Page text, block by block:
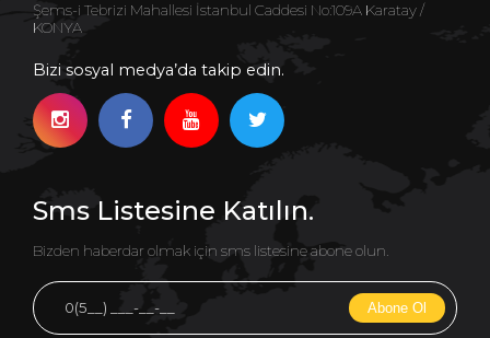
Şems-i Tebrizi Mahallesi İstanbul Caddesi No:109A Karatay /
KONYA
Bizi sosyal medya’da takip edin.
Sms Listesine Katılın.
Bizden haberdar olmak için sms listesine abone olun.
Abone Ol